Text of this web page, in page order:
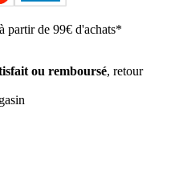
à partir de 99€ d'achats*
ou remboursé, retour